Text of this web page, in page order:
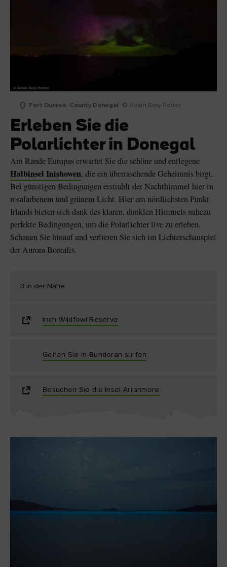
Fort Dunree, County Donegal © Adam Rory Porter
Erleben Sie die
Polarlichter in Donegal
Am Rande Europas erwartet Sie die schöne und entlegene
Halbinsel Inishowen, die ein überraschende Geheimnis birgt.
Bei günstigen Bedingungen erstrahlt der Nachthimmel hier in
rosafarbenem und grünem Licht. Hier am nördlichsten Punkt
Irlands bieten sich dank des klaren, dunklen Himmels nahezu
perfekte Bedingungen, um die Polarlichter live zu erleben.
Schauen Sie hinauf und verlieren Sie sich im Lichterschauspiel
der Aurora Borealis.
3 in der Nähe
Inch Wildfowl Reserve
Gehen Sie in Bundoran surfen
Besuchen Sie die Insel Arranmore